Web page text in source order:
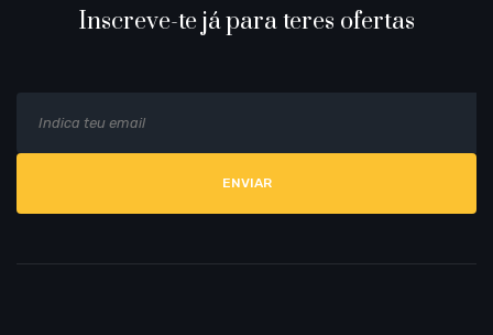
Inscreve-te já para teres ofertas
i